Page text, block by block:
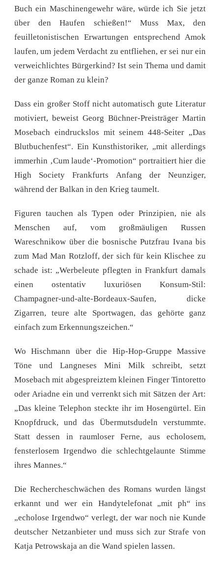
Buch ein Maschinengewehr wäre, würde ich Sie jetzt
über den Haufen schießen!“ Muss Max, den
feuilletonistischen Erwartungen entsprechend Amok
laufen, um jedem Verdacht zu entfliehen, er sei nur ein
verweichlichtes Bürgerkind? Ist sein Thema und damit
der ganze Roman zu klein?
Dass ein großer Stoff nicht automatisch gute Literatur
motiviert, beweist Georg Büchner-Preisträger Martin
Mosebach eindruckslos mit seinem 448-Seiter „Das
Blutbuchenfest“. Ein Kunsthistoriker, „mit allerdings
immerhin ‚Cum laude‘-Promotion“ portraitiert hier die
High Society Frankfurts Anfang der Neunziger,
während der Balkan in den Krieg taumelt.
Figuren tauchen als Typen oder Prinzipien, nie als
Menschen auf, vom großmäuligen Russen
Wareschnikow über die bosnische Putzfrau Ivana bis
zum Mad Man Rotzloff, der sich für kein Klischee zu
schade ist: „Werbeleute pflegten in Frankfurt damals
einen ostentativ luxuriösen Konsum-Stil:
Champagner-und-alte-Bordeaux-Saufen, dicke
Zigarren, teure alte Sportwagen, das gehörte ganz
einfach zum Erkennungszeichen.“
Wo Hischmann über die Hip-Hop-Gruppe Massive
Töne und Langneses Mini Milk schreibt, setzt
Mosebach mit abgespreiztem kleinen Finger Tintoretto
oder Ariadne ein und verrenkt sich mit Sätzen der Art:
„Das kleine Telephon steckte ihr im Hosengürtel. Ein
Knopfdruck, und das Übermutsdudeln verstummte.
Statt dessen in raumloser Ferne, aus echolosem,
fensterlosem Irgendwo die schlechtgelaunte Stimme
ihres Mannes.“
Die Rechercheschwächen des Romans wurden längst
erkannt und wer ein Handytelefonat „mit ph“ ins
„echolose Irgendwo“ verlegt, der war noch nie Kunde
deutscher Netzanbieter und muss sich zur Strafe von
Katja Petrowskaja an die Wand spielen lassen.